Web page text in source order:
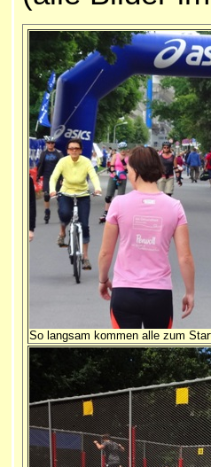
So langsam kommen alle zum